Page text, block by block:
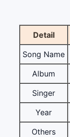
Detail
Song Name
Album
Singer
Year
Others